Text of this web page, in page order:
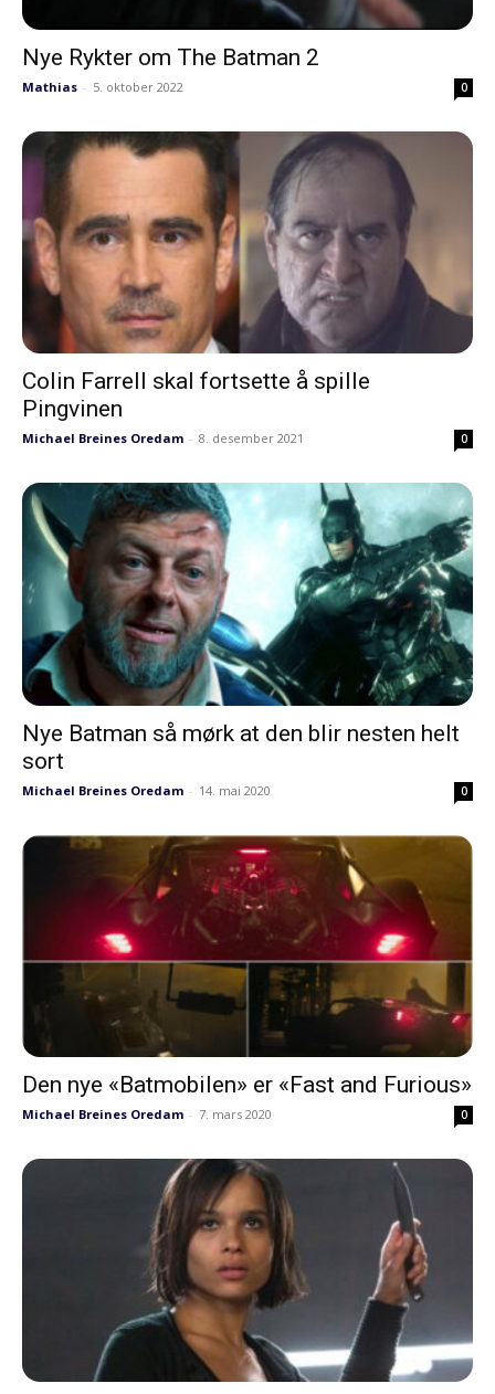
Nye Rykter om The Batman 2
Mathias - 5. oktober 2022 0
Colin Farrell skal fortsette å spille
Pingvinen
Michael Breines Oredam - 8. desember 2021 0
Nye Batman så mørk at den blir nesten helt
sort
Michael Breines Oredam - 14. mai 2020 0
Den nye «Batmobilen» er «Fast and Furious»
Michael Breines Oredam - 7. mars 2020 0